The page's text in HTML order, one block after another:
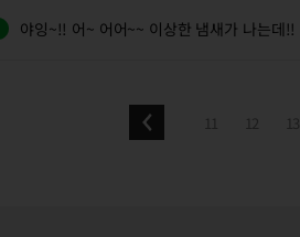
야잉~!! 어~ 어어~~ 이상한 냄새가 나는데!!
11 12 13